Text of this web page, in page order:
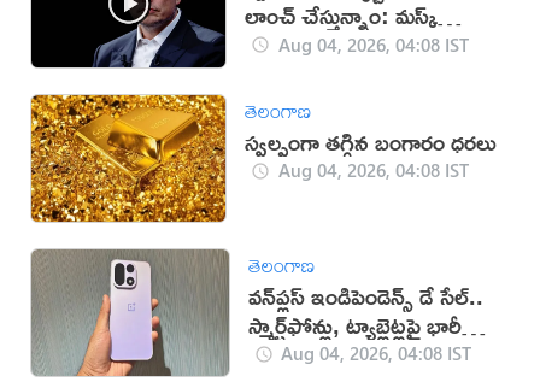
లాంచ్ చేస్తున్నాం: మస్క్
(వీడియో)
Aug 04, 2026, 04:08 IST
తెలంగాణ
స్వల్పంగా తగ్గిన బంగారం ధరలు
Aug 04, 2026, 04:08 IST
తెలంగాణ
వన్‌ప్లస్ ఇండిపెండెన్స్ డే సేల్..
స్మార్ట్‌ఫోన్లు, ట్యాబ్లెట్లపై భారీ
తగ్గింపులు
Aug 04, 2026, 04:08 IST